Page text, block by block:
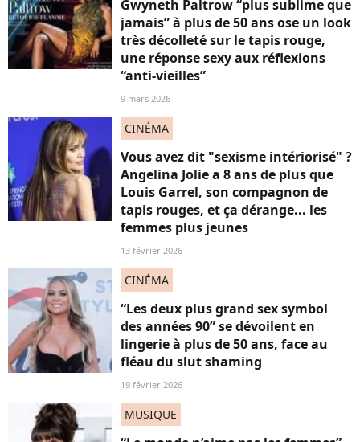
Gwyneth Paltrow “plus sublime que
jamais” à plus de 50 ans ose un look
très décolleté sur le tapis rouge,
une réponse sexy aux réflexions
“anti-vieilles”
9 mars 2026
CINÉMA
Vous avez dit "sexisme intériorisé" ?
Angelina Jolie a 8 ans de plus que
Louis Garrel, son compagnon de
tapis rouges, et ça dérange... les
femmes plus jeunes
13 février 2026
CINÉMA
“Les deux plus grand sex symbol
des années 90” se dévoilent en
lingerie à plus de 50 ans, face au
fléau du slut shaming
19 février 2026
MUSIQUE